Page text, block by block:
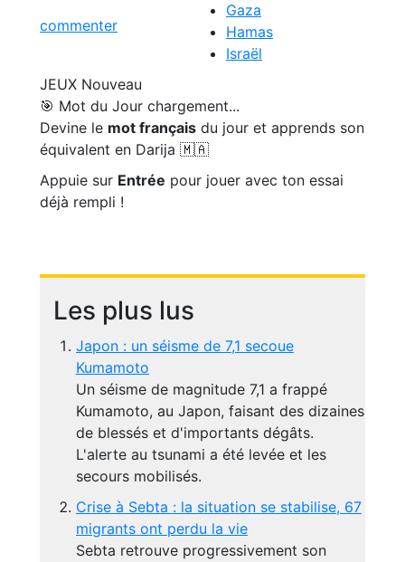
commenter
Gaza
Hamas
Israël
JEUX Nouveau
🎯 Mot du Jour chargement...
Devine le mot français du jour et apprends son
équivalent en Darija 🇲🇦
Appuie sur Entrée pour jouer avec ton essai
déjà rempli !
Les plus lus
Japon : un séisme de 7,1 secoue
Kumamoto
Un séisme de magnitude 7,1 a frappé
Kumamoto, au Japon, faisant des dizaines
de blessés et d'importants dégâts.
L'alerte au tsunami a été levée et les
secours mobilisés.
Crise à Sebta : la situation se stabilise, 67
migrants ont perdu la vie
Sebta retrouve progressivement son